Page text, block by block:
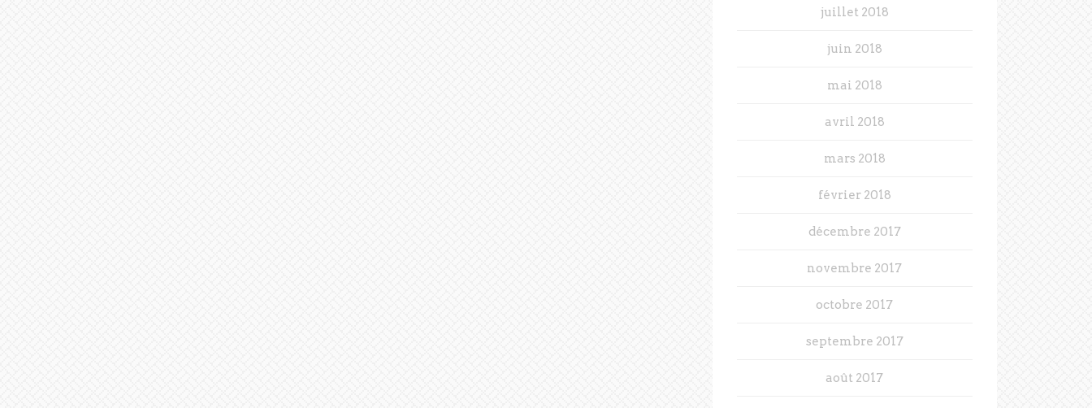
juillet 2018
juin 2018
mai 2018
avril 2018
mars 2018
février 2018
décembre 2017
novembre 2017
octobre 2017
septembre 2017
août 2017